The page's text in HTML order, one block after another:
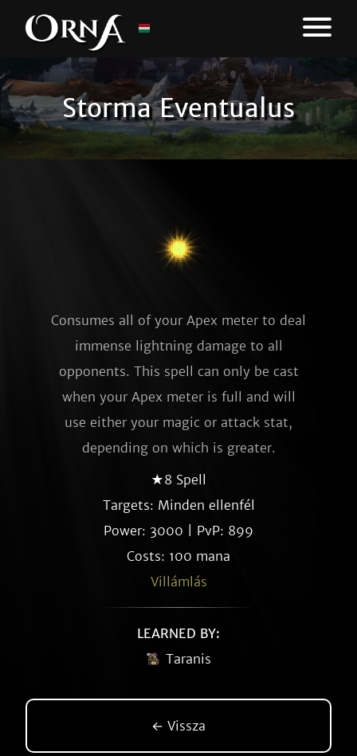
Storma Eventualus
Consumes all of your Apex meter to deal
immense lightning damage to all
opponents. This spell can only be cast
when your Apex meter is full and will
use either your magic or attack stat,
depending on which is greater.
★8 Spell
Targets: Minden ellenfél
Power: 3000 | PvP: 899
Costs: 100 mana
Villámlás
LEARNED BY:
Taranis
← Vissza